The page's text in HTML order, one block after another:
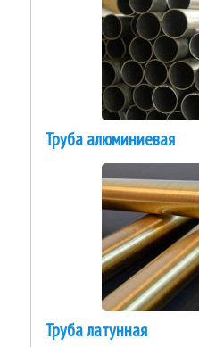
Труба алюминиевая
Труба латунная